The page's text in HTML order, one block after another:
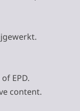
EPD.
content.